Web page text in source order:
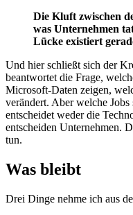
Die Kluft zwischen
was Unternehmen
Lücke existiert
Und hier schließt sich der
beantwortet die Frage,
Microsoft-Daten zeigen,
verändert. Aber welche
entscheidet weder die
entscheiden Unternehmen.
tun.
Was bleibt
Drei Dinge nehme ich aus